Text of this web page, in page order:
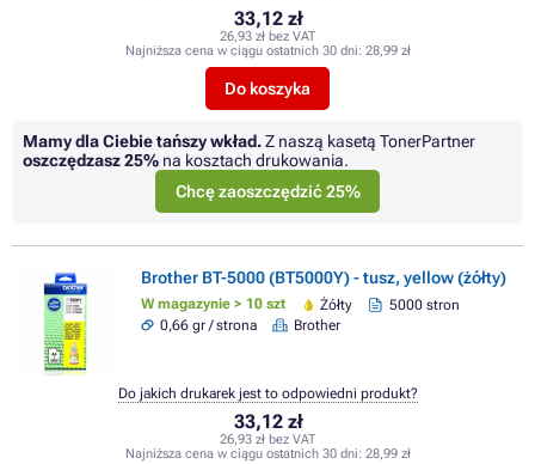
33,12 zł
26,93 zł bez VAT
Najniższa cena w ciągu ostatnich 30 dni: 28,99 zł
Do koszyka
Mamy dla Ciebie tańszy wkład.Z naszą kasetą TonerPartner
oszczędzasz25% na kosztach drukowania.
Chcę zaoszczędzić 25%
Brother BT-5000 (BT5000Y) - tusz, yellow (żółty)
W magazynie > 10 szt Żółty
5000 stron
0,66 gr / strona
Brother
33,12 zł
26,93 zł bez VAT
Najniższa cena w ciągu ostatnich 30 dni: 28,99 zł
Do jakich drukarek jest to odpowiedni produkt?